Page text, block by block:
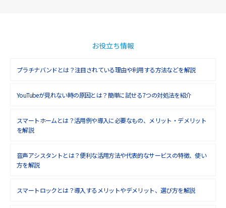
お役立ち情報
プラチナバンドとは？注目されている理由や利用する方法などを解説
YouTubeが見れない時の原因とは？簡単に試せる7つの対処法を紹介
スマートホームとは？活用例や導入に必要なもの、メリット・デメリット
を解説
音声アシスタントとは？便利な活用方法や代表的なサービスの特徴、使い
方を解説
スマートロックとは？導入するメリットやデメリット、選び方を解説